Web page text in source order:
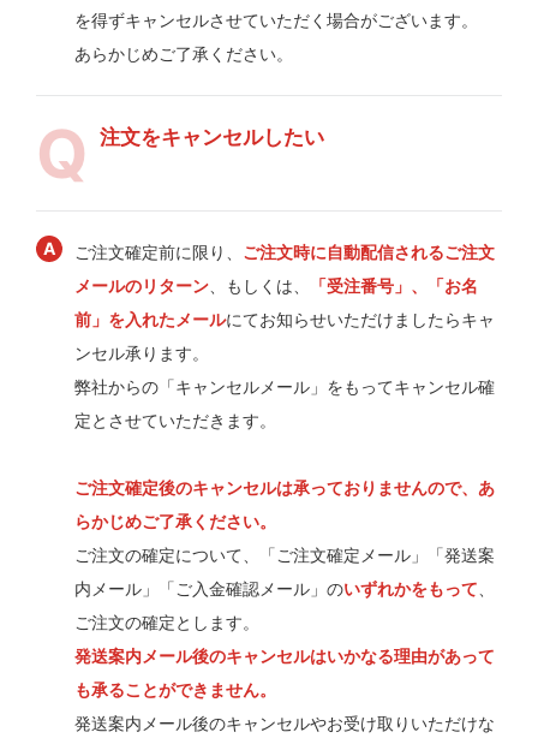
を得ずキャンセルさせていただく場合がございます。
あらかじめご了承ください。
注文をキャンセルしたい
ご注文確定前に限り、 ご注文時に自動配信されるご注文
メールのリターン 、もしくは、
「受注番号」、「お名
前」を入れたメールにてお知らせいただけましたらキャ
ンセル承ります。
弊社からの「キャンセルメール」をもってキャンセル確
定とさせていただきます。
ご注文確定後のキャンセルは承っておりませんので、あ
らかじめご了承ください。
ご注文の確定について、「ご注文確定メール」「発送案
内メール」「ご入金確認メール」のいずれかをもって
ご注文の確定とします。
発送案内メール後のキャンセルはいかなる理由があって
も承ることができません。
発送案内メール後のキャンセルやお受け取りいただけな